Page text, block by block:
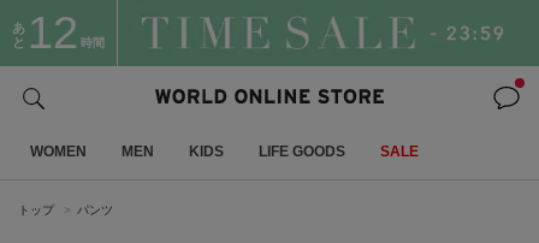
あ
と 12 時間
WOMEN MEN KIDS LIFE GOODS SALE
トップ パンツ